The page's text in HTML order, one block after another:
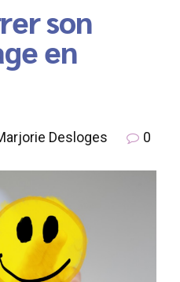
son
en
Desloges 0